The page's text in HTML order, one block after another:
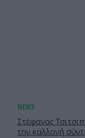
Στέφανος
την καλλονή